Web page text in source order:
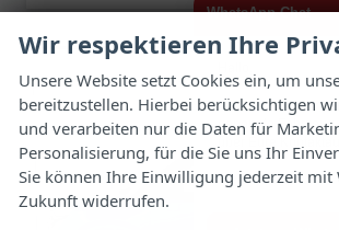
WhatsApp Chat
ich interessiere
genannte Fahrzeug
über Eure
Viele Grüße
Wir respektieren Ihre
Unsere Website setzt Cookies ein, um
bereitzustellen. Hierbei berücksichtigen
und verarbeiten nur die Daten für
Personalisierung, für die Sie uns Ihr
Sie können Ihre Einwilligung jederzeit
Zukunft widerrufen.